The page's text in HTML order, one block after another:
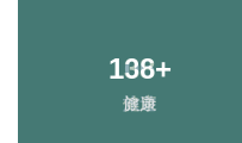
106+
旅遊
138+
健康